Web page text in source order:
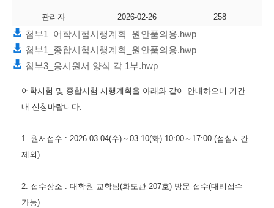
관리자 2026-02-26 258
첨부1_어학시험시행계획_원안품의용.hwp
첨부1_종합시험시행계획_원안품의용.hwp
첨부3_응시원서 양식 각 1부.hwp
어학시험 및 종합시험 시행계획을 아래와 같이 안내하오니 기간
내 신청바랍니다.
1. 원서접수 : 2026.03.04(수)～ 03.10(화) 10:00～ 17:00 (점심시간
제외)
2. 접수장소 : 대학원 교학팀(화도관 207호) 방문 접수(대리접수
가능)